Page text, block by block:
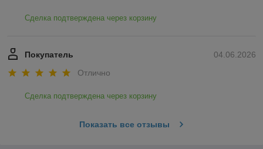
Сделка подтверждена через корзину
04.06.2026
Покупатель
Отлично
Сделка подтверждена через корзину
Показать все отзывы